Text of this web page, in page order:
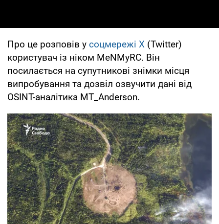
Про це розповів у соцмережі X (Twitter)
користувач із ніком MeNMyRC. Він
посилається на супутникові знімки місця
випробування та дозвіл озвучити дані від
OSINT-аналітика MT_Anderson.